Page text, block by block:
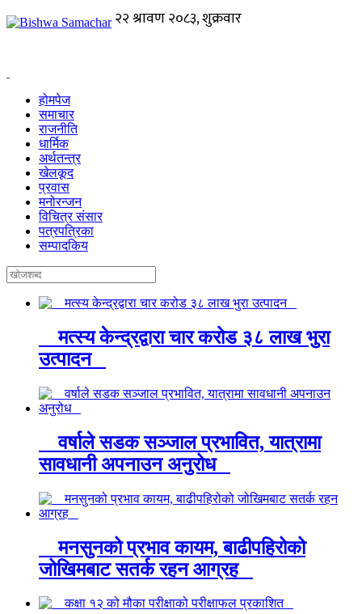
होमपेज
समाचार
राजनीति
धार्मिक
अर्थतन्त्र
खेलकूद
प्रवास
मनोरन्जन
विचित्र संसार
पत्रपत्रिका
सम्पादकिय
मत्स्य केन्द्रद्वारा चार करोड ३८ लाख भुरा
उत्पादन
वर्षाले सडक सञ्जाल प्रभावित, यात्रामा
सावधानी अपनाउन अनुरोध
मनसुनको प्रभाव कायम, बाढीपहिरोको
जोखिमबाट सतर्क रहन आग्रह